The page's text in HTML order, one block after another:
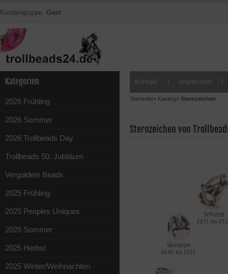
Kundengruppe: Gast
Kategorien
2026 Frühling
2026 Sommer
2026 Trollbeads Day
Trollbeads 50. Jubiläum
Vergoldete Beads
2025 Frühling
2025 Peoples Uniques
2025 Sommer
2025 Herbst
2025 Winter/Weihnachten
Kontakt Impressum
Startseite» Katalog» Sternzeichen
Sternzeichen von